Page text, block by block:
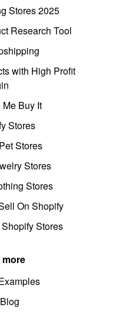
Stores 2025
Research Tool
with High Profit
Buy It
Stores
Stores
Stores
Stores
On Shopify
Stores